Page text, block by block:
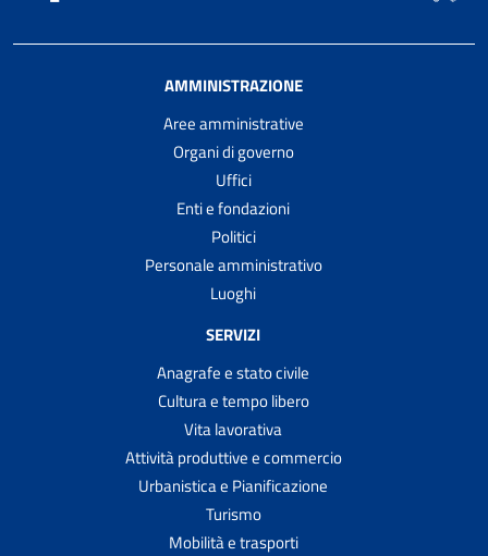
AMMINISTRAZIONE
Aree amministrative
Organi di governo
Uffici
Enti e fondazioni
Politici
Personale amministrativo
Luoghi
SERVIZI
Anagrafe e stato civile
Cultura e tempo libero
Vita lavorativa
Attività produttive e commercio
Urbanistica e Pianificazione
Turismo
Mobilità e trasporti